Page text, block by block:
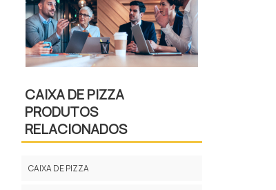
CAIXA DE PIZZA
PRODUTOS
RELACIONADOS
CAIXA DE PIZZA